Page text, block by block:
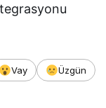
Vay
Üzgün